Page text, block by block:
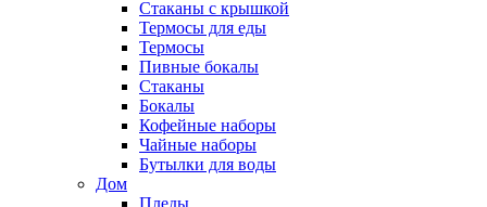
Стаканы с крышкой
Термосы для еды
Термосы
Пивные бокалы
Стаканы
Бокалы
Кофейные наборы
Чайные наборы
Бутылки для воды
Дом
Пледы